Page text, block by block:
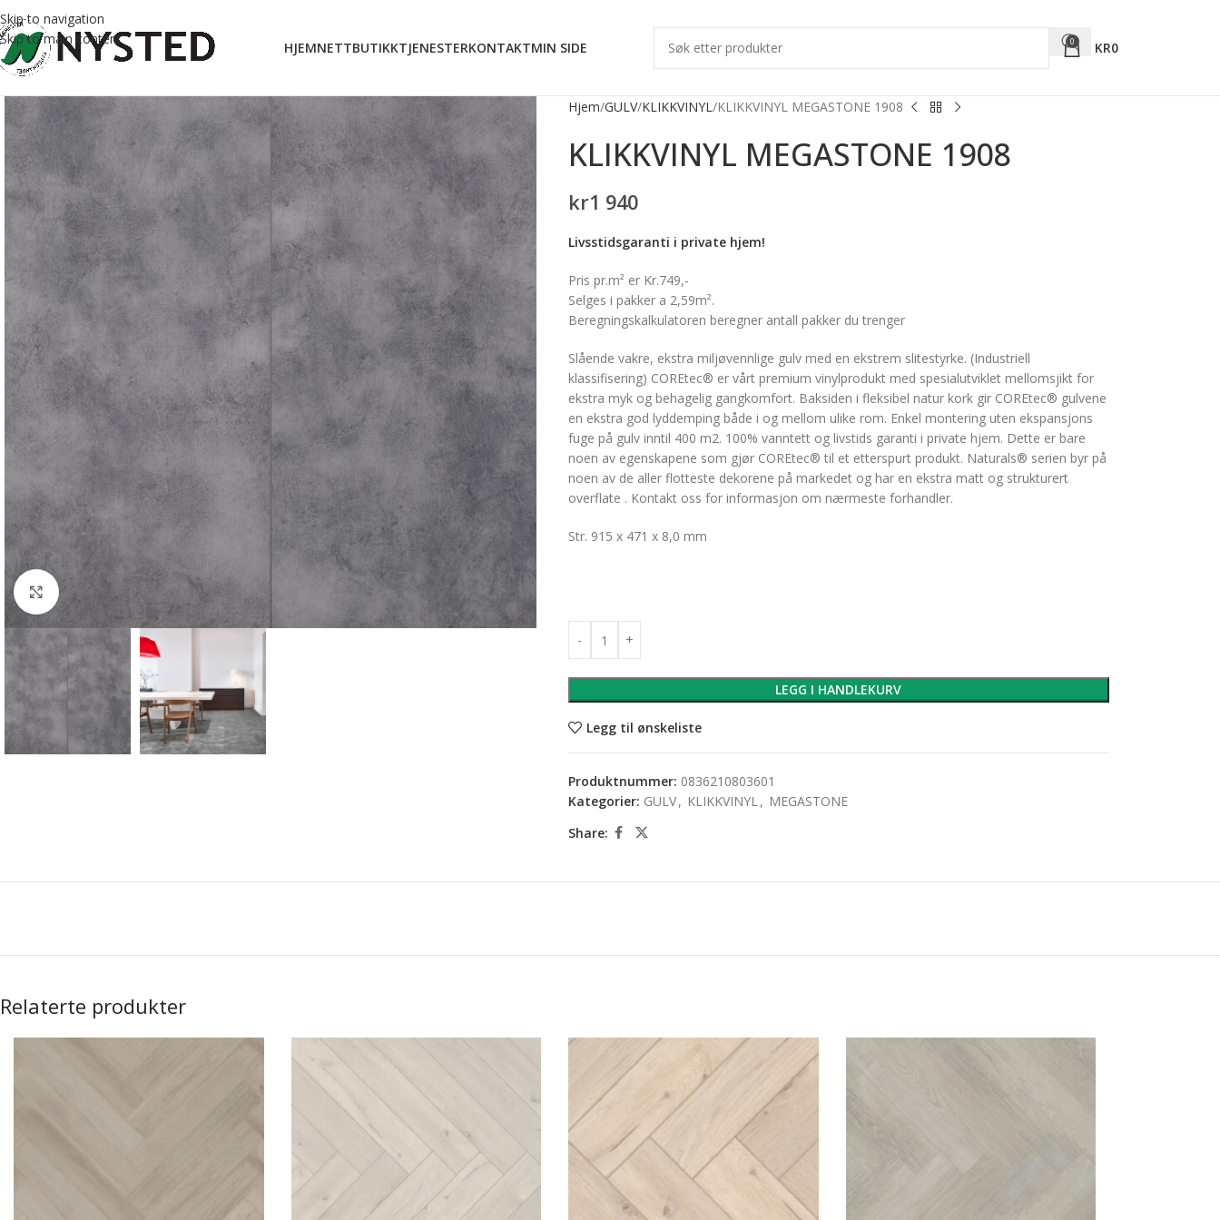
Skip to navigation
Skip to main content
HJEMNETTBUTIKKTJENESTERKONTAKTMIN SIDE 0 KR0
Forstørr bilde
Hjem GULV KLIKKVINYL KLIKKVINYL MEGASTONE 1908
KLIKKVINYL MEGASTONE 1908
kr1 940
Livsstidsgaranti i private hjem!
Pris pr.m² er Kr.749,-
Selges i pakker a 2,59m².
Beregningskalkulatoren beregner antall pakker du trenger
Slående vakre, ekstra miljøvennlige gulv med en ekstrem slitestyrke. (Industriell
klassifisering) COREtec® er vårt premium vinylprodukt med spesialutviklet mellomsjikt for
ekstra myk og behagelig gangkomfort. Baksiden i fleksibel natur kork gir COREtec® gulvene
en ekstra god lyddemping både i og mellom ulike rom. Enkel montering uten ekspansjons
fuge på gulv inntil 400 m2. 100% vanntett og livstids garanti i private hjem. Dette er bare
noen av egenskapene som gjør COREtec® til et etterspurt produkt. Naturals® serien byr på
noen av de aller flotteste dekorene på markedet og har en ekstra matt og strukturert
overflate . Kontakt oss for informasjon om nærmeste forhandler.
Str. 915 x 471 x 8,0 mm
LEGG I HANDLEKURV
Legg til ønskeliste
Produktnummer: 0836210803601
Kategorier: GULV, KLIKKVINYL, MEGASTONE
Share:
Relaterte produkter